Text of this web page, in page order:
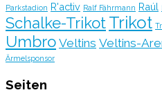
Parkstadion R'activ Ralf Fährmann Raúl
Schalke-TrikotTrikot
Umbro Veltins Veltins-
Ärmelsponsor
Seiten